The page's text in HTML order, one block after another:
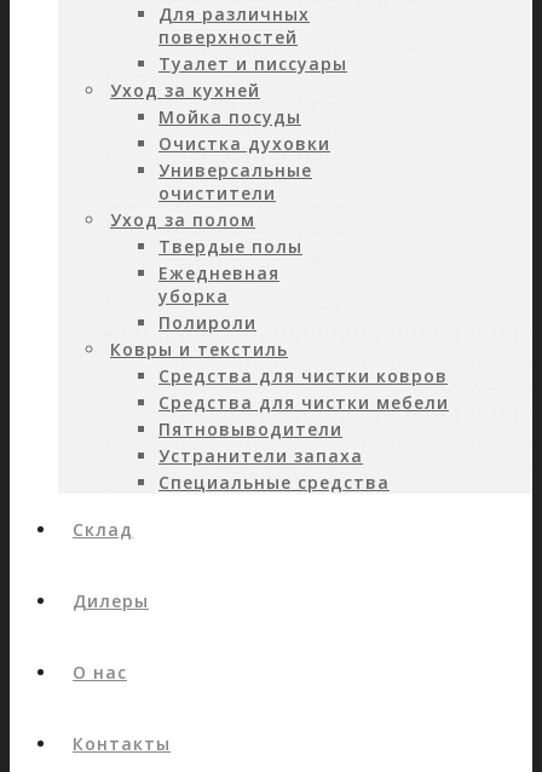
Для различных
поверхностей
Туалет и писсуары
Уход за кухней
Мойка посуды
Очистка духовки
Универсальные
очистители
Уход за полом
Твердые полы
Ежедневная
уборка
Полироли
Ковры и текстиль
Средства для чистки ковров
Средства для чистки мебели
Пятновыводители
Устранители запаха
Специальные средства
Склад
Дилеры
О нас
Контакты